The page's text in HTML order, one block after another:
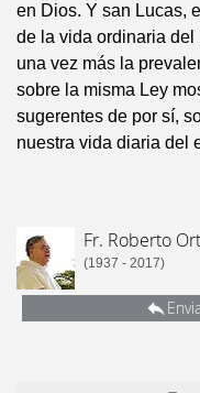
en Dios. Y san Lucas,
de la vida ordinaria del
una vez más la
sobre la misma Ley
sugerentes de por sí,
nuestra vida diaria del
Fr. Roberto
(1937 - 2017)